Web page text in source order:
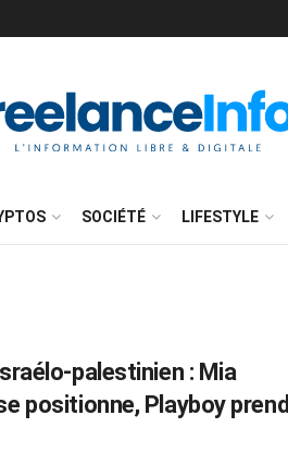
SOCIÉTÉ LIFESTYLE
palestinien : Mia
positionne, Playboy prend